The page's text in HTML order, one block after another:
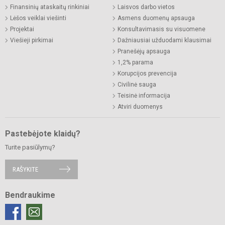
Finansinių ataskaitų rinkiniai
Lėšos veiklai viešinti
Projektai
Viešieji pirkimai
Laisvos darbo vietos
Asmens duomenų apsauga
Konsultavimasis su visuomene
Dažniausiai užduodami klausimai
Pranešėjų apsauga
1,2% parama
Korupcijos prevencija
Civilinė sauga
Teisinė informacija
Atviri duomenys
Pastebėjote klaidų?
Turite pasiūlymų?
RAŠYKITE
Bendraukime